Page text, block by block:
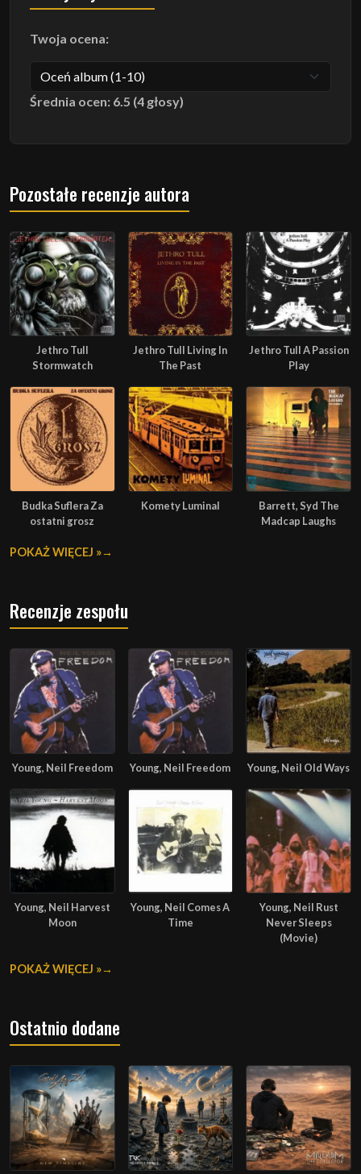
Twoja ocena:
Średnia ocen: 6.5 (4 głosy)
Pozostałe recenzje autora
Jethro Tull
Stormwatch
Jethro Tull Living In
The Past
Jethro Tull A Passion
Play
Budka Suflera Za
ostatni grosz
Komety Luminal
Barrett, Syd The
Madcap Laughs
POKAŻ WIĘCEJ »
Recenzje zespołu
Young, Neil Freedom Young, Neil Freedom Young, Neil Old Ways
Young, Neil Harvest
Moon
Young, Neil Comes A
Time
Young, Neil Rust
Never Sleeps
(Movie)
POKAŻ WIĘCEJ »
Ostatnio dodane